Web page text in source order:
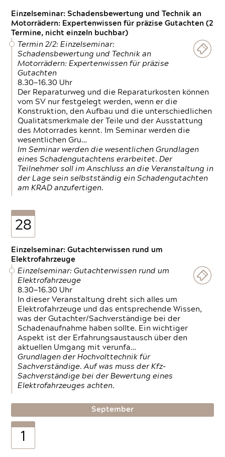
Einzelseminar: Schadensbewertung und Technik an
Motorrädern: Expertenwissen für präzise Gutachten (2
Termine, nicht einzeln buchbar)
Termin 2/2: Einzelseminar:
Schadensbewertung und Technik an
Motorrädern: Expertenwissen für präzise
Gutachten
8.30—16.30 Uhr
Der Reparaturweg und die Reparaturkosten können
vom SV nur festgelegt werden, wenn er die
Konstruktion, den Aufbau und die unterschiedlichen
Qualitätsmerkmale der Teile und der Ausstattung
des Motorrades kennt. Im Seminar werden die
wesentlichen Gru…
Im Seminar werden die wesentlichen Grundlagen
eines Schadengutachtens erarbeitet. Der
Teilnehmer soll im Anschluss an die Veranstaltung in
der Lage sein selbstständig ein Schadengutachten
am KRAD anzufertigen.
28
Einzelseminar: Gutachterwissen rund um
Elektrofahrzeuge
Einzelseminar: Gutachterwissen rund um
Elektrofahrzeuge
8.30—16.30 Uhr
In dieser Veranstaltung dreht sich alles um
Elektrofahrzeuge und das entsprechende Wissen,
was der Gutachter/Sachverständige bei der
Schadenaufnahme haben sollte. Ein wichtiger
Aspekt ist der Erfahrungsaustausch über den
aktuellen Umgang mit verunfa…
Grundlagen der Hochvolttechnik für
Sachverständige. Auf was muss der Kfz-
Sachverständige bei der Bewertung eines
Elektrofahrzeuges achten.
September
1